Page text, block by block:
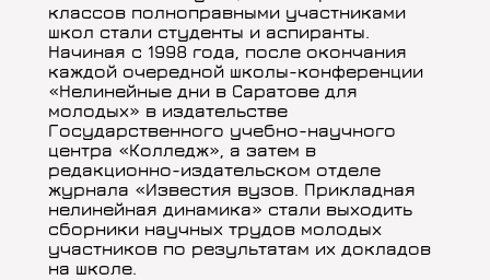
классов полноправными участниками
школ стали студенты и аспиранты.
Начиная с 1998 года, после окончания
каждой очередной школы-конференции
«Нелинейные дни в Саратове для
молодых» в издательстве
Государственного учебно-научного
центра «Колледж», а затем в
редакционно-издательском отделе
журнала «Известия вузов. Прикладная
нелинейная динамика» стали выходить
сборники научных трудов молодых
участников по результатам их докладов
на школе.